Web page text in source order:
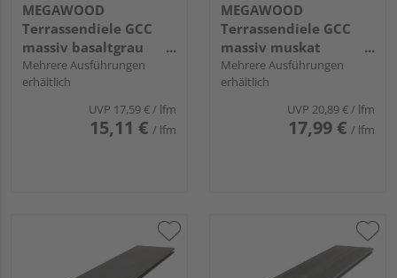
MEGAWOOD
Terrassendiele GCC
massiv basaltgrau
einseitig genutet,
einseitig geriffelt,
längsseitige Nut,
CLASSIC - 21 x 145 mm
Mehrere Ausführungen
erhältlich
UVP 17,59 €/ lfm
15,11 € / lfm
MEGAWOOD
Terrassendiele GCC
massiv muskat
einseitig glatt,
längsseitige Nut,
SIGNUM - 21 x 145 mm
Mehrere Ausführungen
erhältlich
UVP 20,89 €/ lfm
17,99 € / lfm